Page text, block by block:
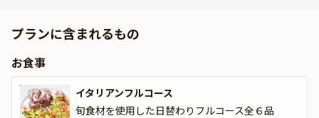
また、“食事に合うワイン”“ワインに合う食事”をモットーとする当
を込めてワインをセレクト。ワイン好きの方にもご満足いただける
ラインナップとなっております。
そんなこだわりの料理とワインを、周囲を気にせずゆっくりと楽し
プランに含まれるもの
お食事
イタリアンフルコース
旬食材を使用した日替わりフルコース全６品